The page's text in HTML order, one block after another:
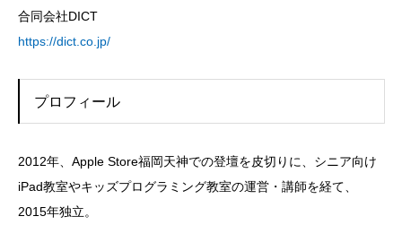
合同会社DICT
https://dict.co.jp/
プロフィール
2012年、Apple Store福岡天神での登壇を皮切りに、シニア向け
iPad教室やキッズプログラミング教室の運営・講師を経て、
2015年独立。